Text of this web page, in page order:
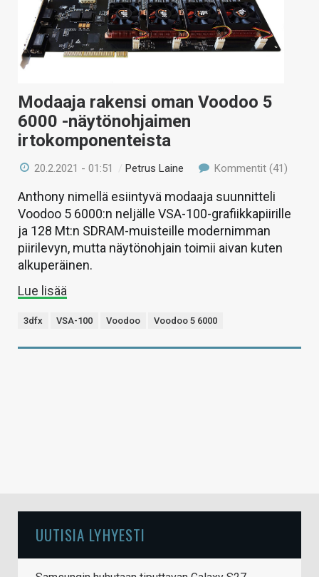
Modaaja rakensi oman Voodoo 5
6000 -näytönohjaimen
irtokomponenteista
20.2.2021 - 01:51 /Petrus Laine Kommentit (41)
Anthony nimellä esiintyvä modaaja suunnitteli
Voodoo 5 6000:n neljälle VSA-100-grafiikkapiirille
ja 128 Mt:n SDRAM-muisteille modernimman
piirilevyn, mutta näytönohjain toimii aivan kuten
alkuperäinen.
Lue lisää
3dfx VSA-100 Voodoo Voodoo 5 6000
UUTISIA LYHYESTI